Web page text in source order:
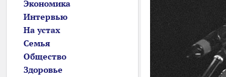
Экономика
Интервью
На устах
Семья
Общество
Здоровье